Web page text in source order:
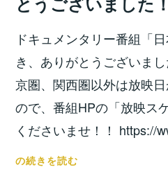
集
ま
す！！
之
ドキュメンタリー番組「
き、ありがとうございま
京圏、関西圏以外は放映
ので、番組HPの「放映ス
くださいませ！！ https://
「日
の続きを読む